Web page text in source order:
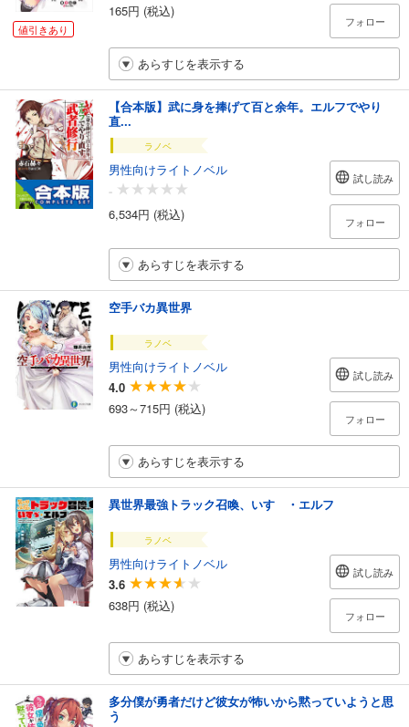
値引きあり
165円 (税込)
フォロー
あらすじを表示する
【合本版】武に身を捧げて百と余年。エルフでやり
直...
ラノベ
男性向けライトノベル
-
6,534円 (税込)
試し読み
フォロー
あらすじを表示する
空手バカ異世界
ラノベ
男性向けライトノベル
4.0
693～715円 (税込)
試し読み
フォロー
あらすじを表示する
異世界最強トラック召喚、いすゞ・エルフ
ラノベ
男性向けライトノベル
3.6
638円 (税込)
試し読み
フォロー
あらすじを表示する
多分僕が勇者だけど彼女が怖いから黙っていようと思
う